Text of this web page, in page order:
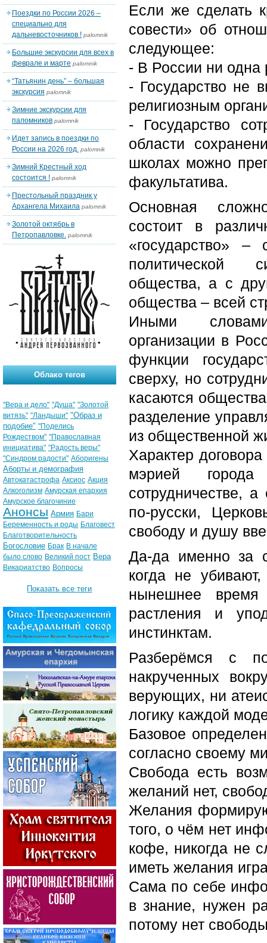
Если же сделать
совести» об
следующее:
- В России ни одна
- Государство не
религиозным
- Государство
области
школах можно
факультатива.
Основная
состоит в
«государство»
политической
общества, а с
общества – всей
Иными
организации в
функции
сверху, но
касаются
разделение
из общественной
Характер
мэрией
сотрудничестве,
по-русски,
свободу и душу
Да-да именно за
когда не
нынешнее время
растления и
инстинктам.
Разберёмся с
накрученных
верующих, ни
логику каждой
Базовое
согласно своему
Свобода есть
желаний нет,
Желания
того, о чём нет
кофе, никогда не
иметь желания
Сама по себе
в знание, нужен
потому нет
Поездки по России 2026 –
специально для
дальневосточников ! palomnik
Большие экскурсии для всех в
феврале и марте palomnik
“Татьянин день” – большая
экскурсия palomnik
Зимние экскурсии для
паломников palomnik
Идет запись в поездки по
России на 2026 год. palomnik
Зимний Крестный ход
состоится ! palomnik
Престольный праздник у
Архангела Михаила palomnik
Золотой октябрь в
Петропавловке. palomnik
Облако тегов
"Вера и дело" "Душа" "Золотой
витязь" "Ландыши" "Образ и
подобие" "Поделись
Рождеством" "Православная
инициатива" "Радость веры"
"Синдром радости" Аборигены
Аборты и демография
Автокатастрофа Аксиос Акция
Алкоголизм Амурская епархия
Амурское благочиние
Анонсы Армия Бари
Беременность и роды Благовест
Благотворительность
Богословие Брак В начале
было слово Великий пост Вера
Викариатство Вопросы
Показать все теги